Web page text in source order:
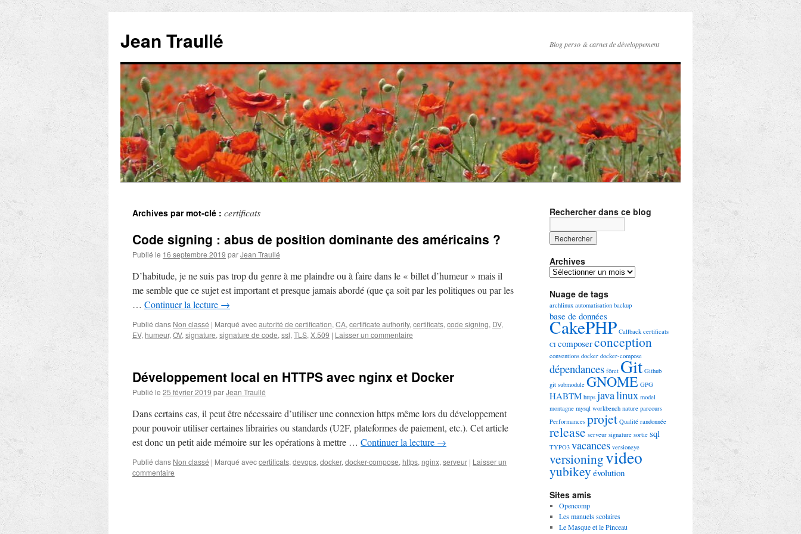
contenu
Jean Traullé Blog perso & carnet de développement
Archives par mot-clé : certificats
Code signing : abus de position dominante des américains ?
Publié le 16 septembre 2019 parJean Traullé
D’habitude, je ne suis pas trop du genre à me plaindre ou à faire dans le « billet d’humeur » mais il
me semble que ce sujet est important et presque jamais abordé (que ça soit par les politiques ou par les
… Continuer la lecture →
Publié dans Non classé | Marqué avecautorité de certification, CA, certificate authority, certificats, code signing, DV,
EV, humeur, OV, signature, signature de code, ssl, TLS, X.509 | Laisser un commentaire
Développement local en HTTPS avec nginx et Docker
Publié le 25 février 2019 parJean Traullé
Dans certains cas, il peut être nécessaire d’utiliser une connexion https même lors du développement
pour pouvoir utiliser certaines librairies ou standards (U2F, plateformes de paiement, etc.). Cet article
est donc un petit aide mémoire sur les opérations à mettre … Continuer la lecture →
Publié dans Non classé | Marqué aveccertificats, devops, docker, docker-compose, https, nginx, serveur | Laisser un
commentaire
Rechercher dans ce blog
Archives
Archives
Nuage de tags
archlinux automatisation backup
base de données
CakePHP Callback certificats
CI composerconception
conventions docker docker-compose
dépendances fôret Git Github
git submodule GNOME GPG
HABTM https javalinux model
montagne mysql workbench nature parcours
Performances projet Qualité randonnée
release serveur signature sortie sql
TYPO3 vacances versioneye
versioningvideo
yubikey évolution
Sites amis
Opencomp
Les manuels scolaires
Le Masque et le Pinceau